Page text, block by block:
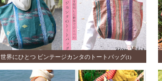
世界にひとつ ビンテージカンタのトートバッグ(1)